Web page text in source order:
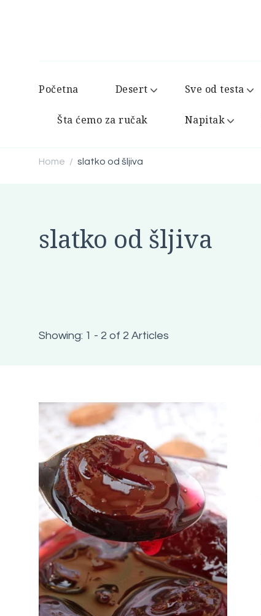
Početna Desert Sve od testa
Šta ćemo za ručak Napitak
Home / slatko od šljiva
slatko od šljiva
Showing: 1 - 2 of 2 Articles